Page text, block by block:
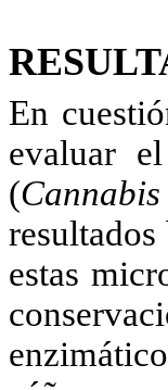
En
evaluar
(
estas